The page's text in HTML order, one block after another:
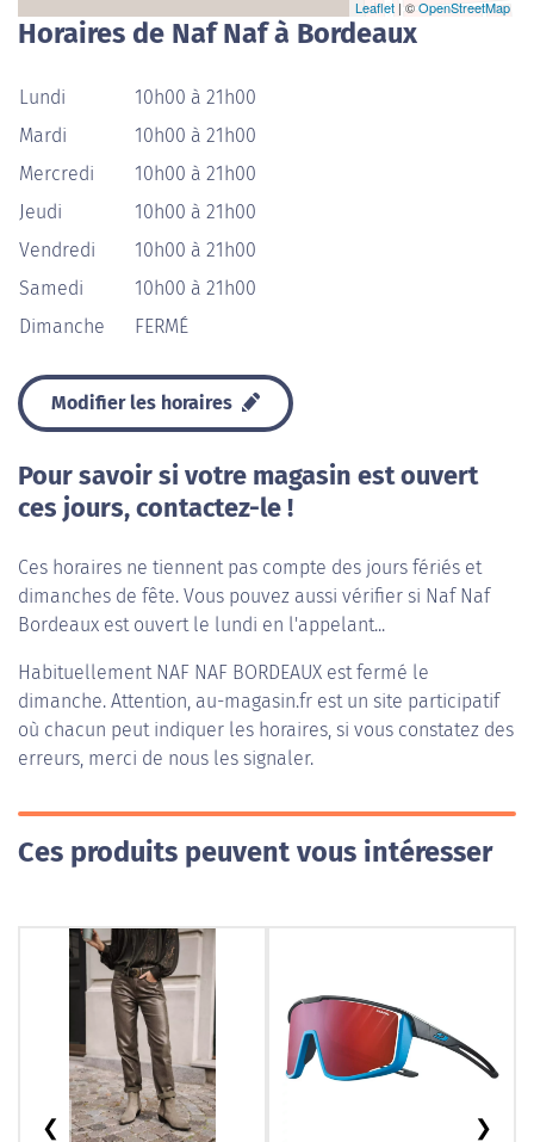
Leaflet | ©OpenStreetMap
Horaires de Naf Naf à Bordeaux
Lundi
10h00 à 21h00
Mardi
10h00 à 21h00
Mercredi
10h00 à 21h00
Jeudi
10h00 à 21h00
Vendredi
10h00 à 21h00
Samedi
10h00 à 21h00
Dimanche
FERMÉ
Modifier les horaires
Pour savoir si votre magasin est ouvert
ces jours, contactez-le !
Ces horaires ne tiennent pas compte des jours fériés et
dimanches de fête. Vous pouvez aussi vérifier si Naf Naf
Bordeaux est ouvert le lundi en l'appelant...
Habituellement NAF NAF BORDEAUX est fermé le
dimanche. Attention, au-magasin.fr est un site participatif
où chacun peut indiquer les horaires, si vous constatez des
erreurs, merci de nous les signaler.
Ces produits peuvent vous intéresser
❮ ❯